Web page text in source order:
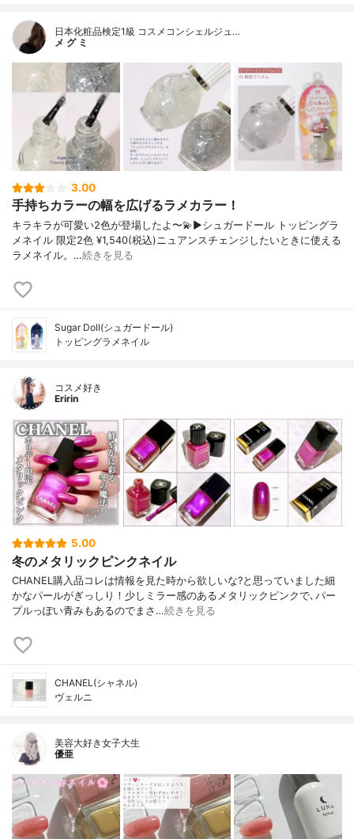
日本化粧品検定1級 コスメコンシェルジュ…
メ グ ミ
3.00
手持ちカラーの幅を広げるラメカラー！
キラキラが可愛い2色が登場したよ〜💫▶︎シュガードール トッピングラ
メネイル 限定2色 ¥1,540(税込)ニュアンスチェンジしたいときに使える
ラメネイル。…続きを見る
Sugar Doll(シュガードール)
トッピングラメネイル
コスメ好き
Eririn
5.00
冬のメタリックピンクネイル
CHANEL購入品コレは情報を見た時から欲しいな?と思っていました細
かなパールがぎっしり！少しミラー感のあるメタリックピンクで､パー
プルっぽい青みもあるのでまさ…続きを見る
CHANEL(シャネル)
ヴェルニ
美容大好き女子大生
優亜